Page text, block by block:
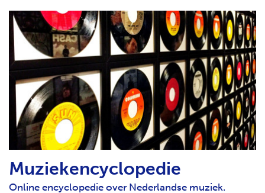
Muziekencyclopedie
Online encyclopedie over Nederlandse muziek.